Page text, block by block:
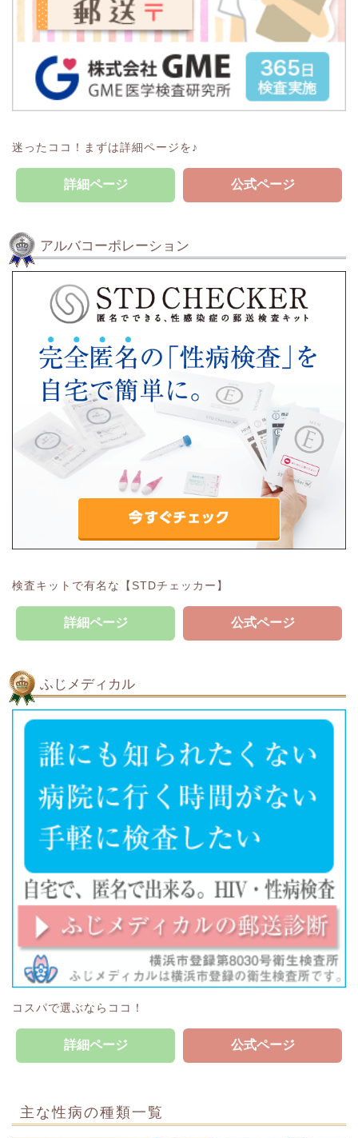
迷ったココ！まずは詳細ページを♪
詳細ページ 公式ページ
アルバコーポレーション
検査キットで有名な【STDチェッカー】
詳細ページ 公式ページ
ふじメディカル
コスパで選ぶならココ！
詳細ページ 公式ページ
主な性病の種類一覧